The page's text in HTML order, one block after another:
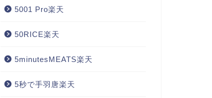
5001 Pro楽天
50RICE楽天
5minutesMEATS楽天
5秒で手羽唐楽天